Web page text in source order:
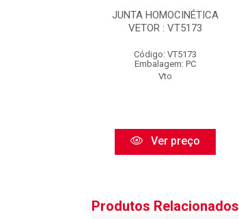
JUNTA HOMOCINÉTICA
VETOR : VT5173
Código: VT5173
Embalagem: PC
Vto
Ver preço
Produtos Relacionados